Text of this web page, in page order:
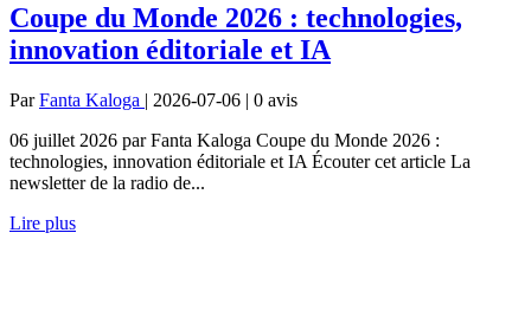
Coupe du Monde 2026 : technologies,
innovation éditoriale et IA
ParFanta Kaloga | 2026-07-06 | 0 avis
06 juillet 2026 par Fanta Kaloga Coupe du Monde 2026 :
technologies, innovation éditoriale et IA Écouter cet article La
newsletter de la radio de...
Lire plus